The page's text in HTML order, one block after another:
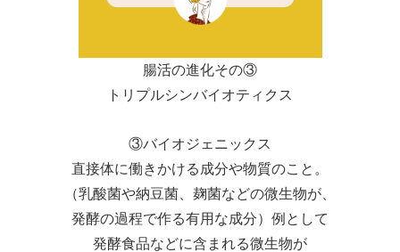
腸活の進化その③
トリプルシンバイオティクス
③バイオジェニックス
直接体に働きかける成分や物質のこと。
（乳酸菌や納豆菌、麹菌などの微生物が、
発酵の過程で作る有用な成分）例として
発酵食品などに含まれる微生物が